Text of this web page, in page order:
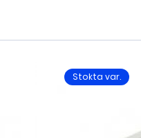
Stokta var.